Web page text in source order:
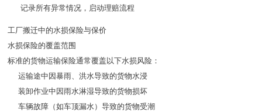
记录所有异常情况，启动理赔流程
工厂搬迁中的水损保险与保价
水损保险的覆盖范围
标准的货物运输保险通常覆盖以下水损风险：
运输途中因暴雨、洪水导致的货物水浸
装卸作业中因雨水淋湿导致的货物损坏
车辆故障（如车顶漏水）导致的货物受潮